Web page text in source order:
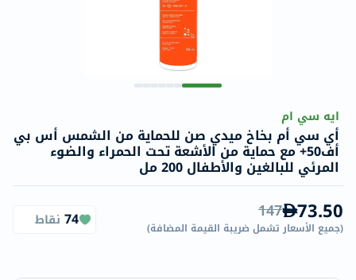
ايه سي ام
أي سي أم بخاخ ميدي صن للحماية من الشمس أس بي
أف50+ مع حماية من الأشعة تحت الحمراء والضوء
المرئي للبالغين والأطفال 200 مل
73.50
147
(جميع الأسعار تشمل ضريبة القيمة المضافة)
74 نقاط